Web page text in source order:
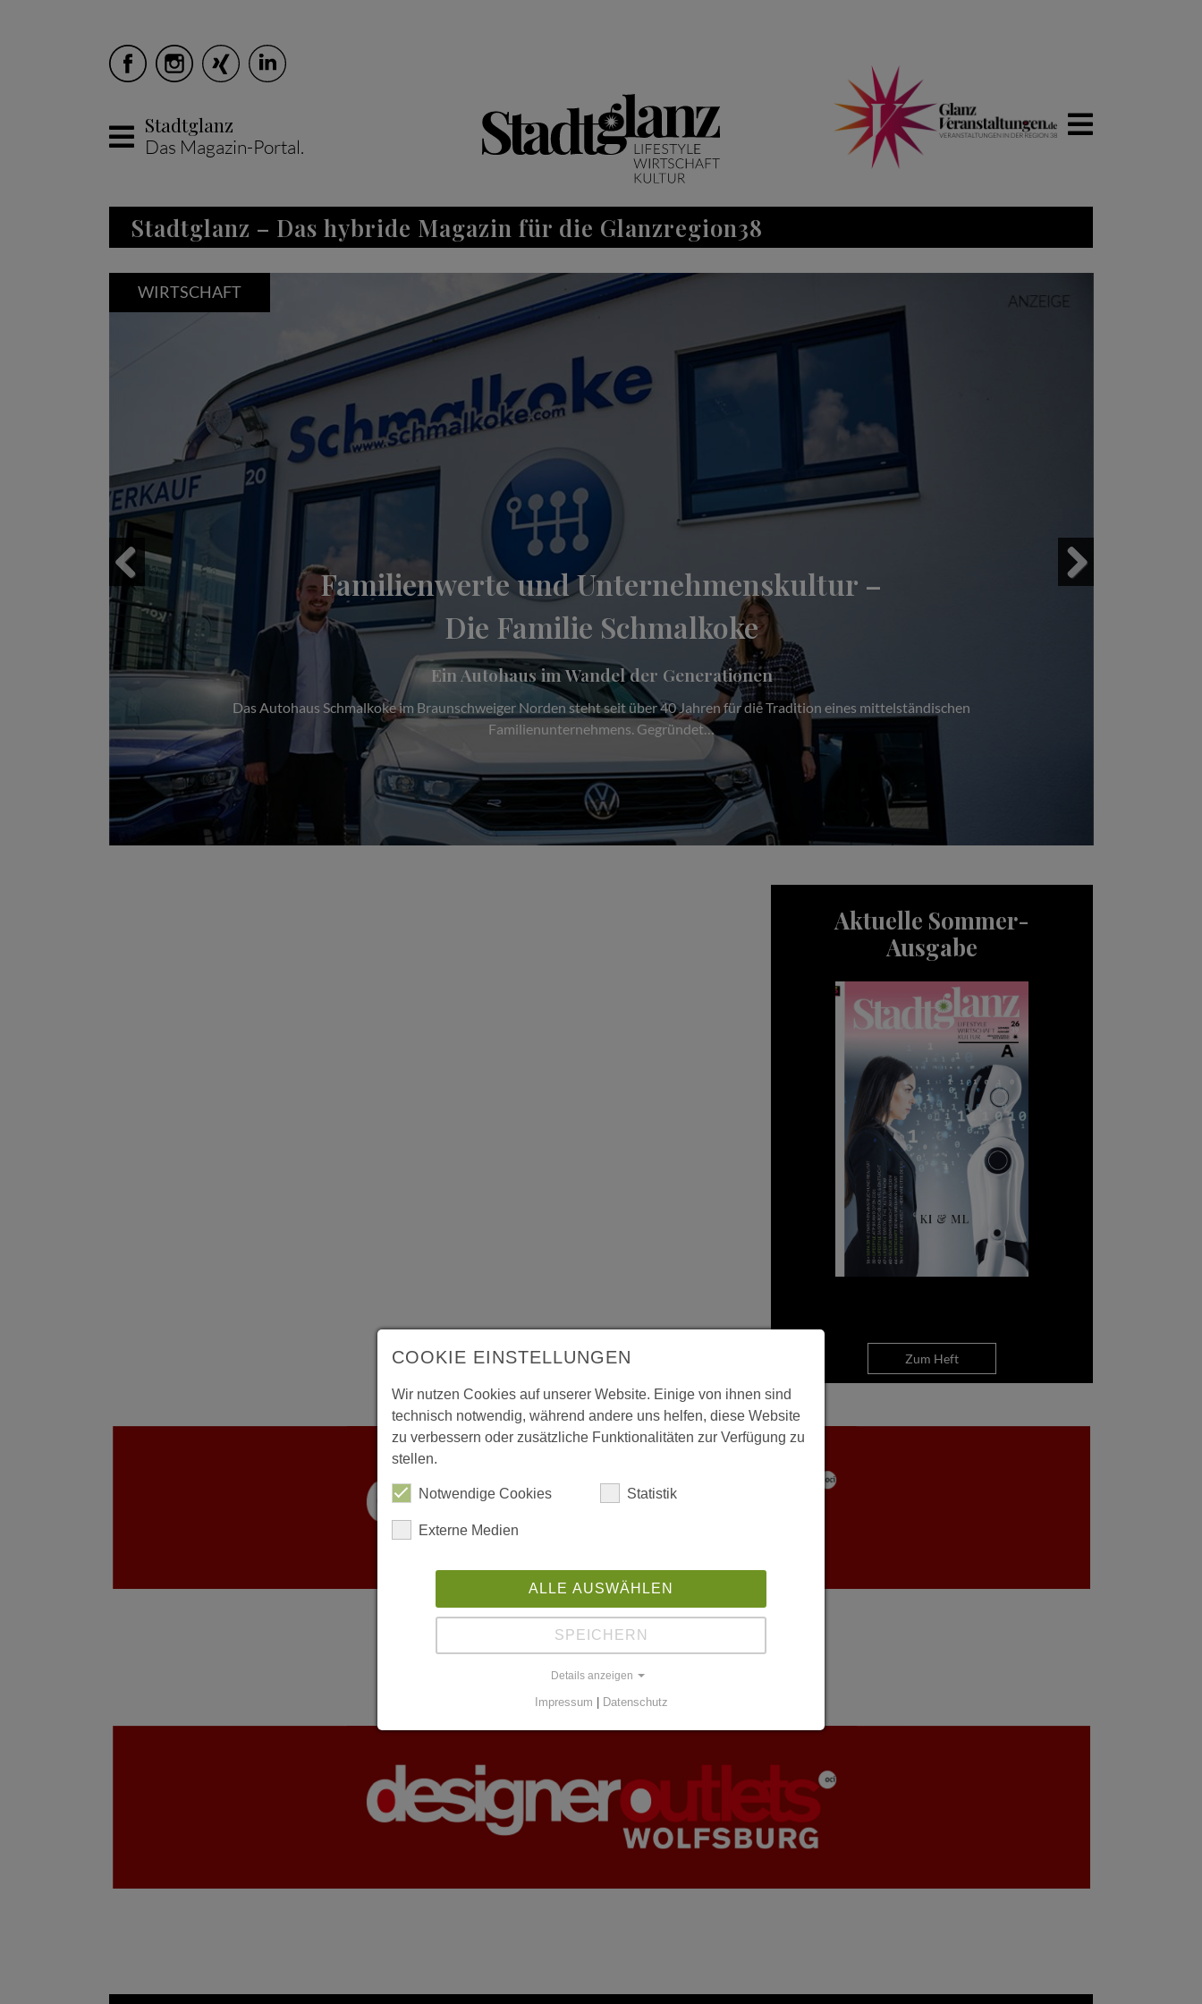
Stadtglanz
Das Magazin-Portal.
Stadtglanz – Das hybride Magazin für die Glanzregion38
WIRTSCHAFT
Familienwerte und Unternehmenskultur –
Die Familie Schmalkoke
Ein Autohaus im Wandel der Generationen
Das Autohaus Schmalkoke im Braunschweiger Norden steht seit über 40 Jahren für die Tradition eines mittelständischen
Familienunternehmens. Gegründet…
Previous
Aktuelle Sommer-
Ausgabe
Zum Heft
COOKIE EINSTELLUNGEN
Wir nutzen Cookies auf unserer Website. Einige von ihnen sind
technisch notwendig, während andere uns helfen, diese Website
zu verbessern oder zusätzliche Funktionalitäten zur Verfügung zu
stellen.
Notwendige Cookies Statistik
Externe Medien
ALLE AUSWÄHLEN
SPEICHERN
Details anzeigen
Impressum | Datenschutz